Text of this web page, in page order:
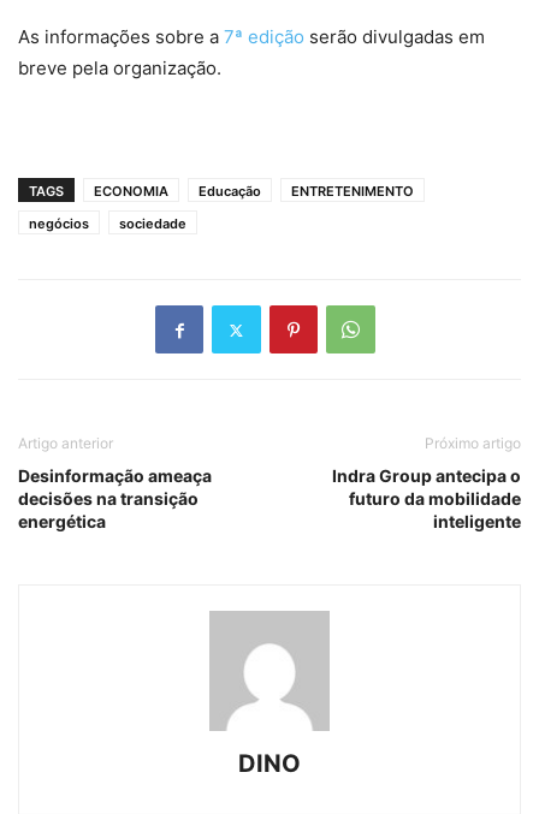
As informações sobre a 7ª edição serão divulgadas em
breve pela organização.
TAGS ECONOMIA Educação
ENTRETENIMENTO
negócios
sociedade
Artigo anterior
Desinformação ameaça
decisões na transição
energética
Próximo artigo
Indra Group antecipa o
futuro da mobilidade
inteligente
DINO